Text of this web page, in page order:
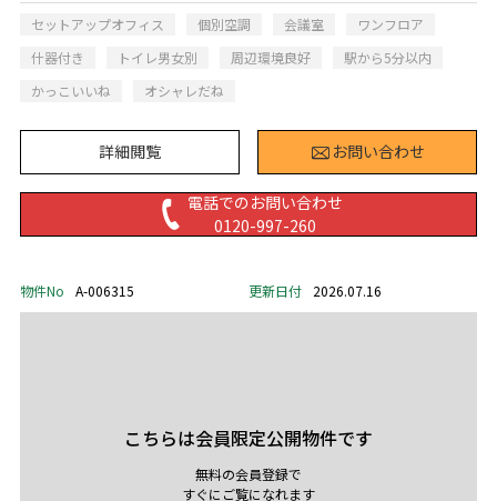
セットアップオフィス 個別空調 会議室
ワンフロア
什器付き
トイレ男女別 周辺環境良好
駅から5分以内
かっこいいね
オシャレだね
詳細閲覧 お問い合わせ
電話でのお問い合わせ
0120-997-260
物件No A-006315 更新日付 2026.07.16
こちらは会員限定公開物件です
無料の会員登録で
すぐにご覧になれます